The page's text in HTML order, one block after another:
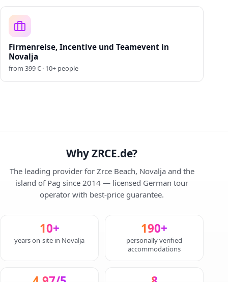
Firmenreise, Incentive und Teamevent in
Novalja
from 399€ · 10+ people
Why ZRCE.de?
The leading provider for Zrce Beach, Novalja and the
island of Pag since 2014 — licensed German tour
operator with best-price guarantee.
10+
years on-site in Novalja
190+
personally verified
accommodations